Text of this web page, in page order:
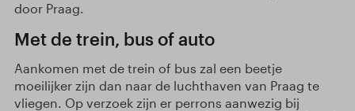
door Praag.
Met de trein, bus of auto
Aankomen met de trein of bus zal een beetje
moeilijker zijn dan naar de luchthaven van Praag te
vliegen. Op verzoek zijn er perrons aanwezig bij